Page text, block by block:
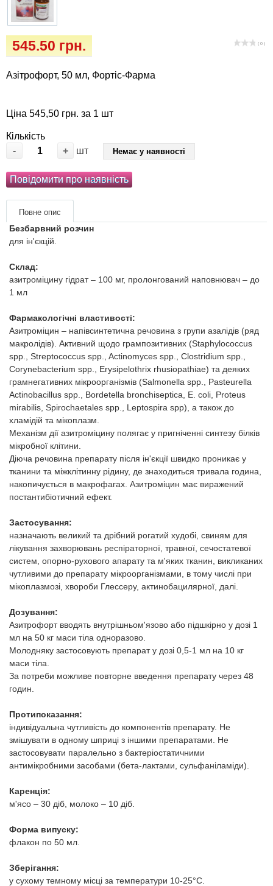
( 0 )
545.50 грн.
Азітрофорт, 50 мл, Фортіс-Фарма
Ціна 545,50 грн. за 1 шт
Кількість
-
+ шт Немає у наявності
Повідомити про наявність
Повне опис
Безбарвний розчин
для ін'єкцій.
Склад:
азитроміцину гідрат – 100 мг, пролонгований наповнювач – до
1 мл
Фармакологічні властивості:
Азитроміцин – напівсинтетична речовина з групи азалідів (ряд
макролідів). Активний щодо грампозитивних (Staphylococcus
spp., Streptococcus spp., Actinomyces spp., Clostridium spp.,
Corynebacterium spp., Erysipelothrix rhusiopathiae) та деяких
грамнегативних мікроорганізмів (Salmonella spp., Pasteurella
Actinobacillus spp., Bordetella bronchiseptica, E. coli, Proteus
mirabilis, Spirochaetales spp., Leptospira spp), а також до
хламідій та мікоплазм.
Механізм дії азитроміцину полягає у пригніченні синтезу білків
мікробної клітини.
Діюча речовина препарату після ін'єкції швидко проникає у
тканини та міжклітинну рідину, де знаходиться тривала година,
накопичується в макрофагах. Азитроміцин має виражений
постантибіотичний ефект.
Застосування:
назначають великий та дрібний рогатий худобі, свиням для
лікування захворювань респіраторної, травної, сечостатевої
систем, опорно-рухового апарату та м'яких тканин, викликаних
чутливими до препарату мікроорганізмами, в тому числі при
мікоплазмозі, хвороби Глессеру, актинобацилярної, далі.
Дозування:
Азитрофорт вводять внутрішньом'язово або підшкірно у дозі 1
мл на 50 кг маси тіла одноразово.
Молодняку ​​застосовують препарат у дозі 0,5-1 мл на 10 кг
маси тіла.
За потреби можливе повторне введення препарату через 48
годин.
Протипоказання:
індивідуальна чутливість до компонентів препарату. Не
змішувати в одному шприці з іншими препаратами. Не
застосовувати паралельно з бактеріостатичними
антимікробними засобами (бета-лактами, сульфаніламіди).
Каренція:
м'ясо – 30 діб, молоко – 10 діб.
Форма випуску:
флакон по 50 мл.
Зберігання:
у сухому темному місці за температури 10-25°С.
собак
коврики
Миски, автогодівниці, поїлки
Одяг та взуття
Перенесення, сумки, клітини
Післяопераційні засоби та витратні
матеріали
Подарункові сертифікати
Товари для голубів
Товари для коней
Товари для людей
Хозряд - господарчі товари оптом
Популярні зоотоварі
Архів / Знято з виробництва